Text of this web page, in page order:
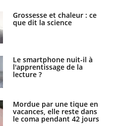
Grossesse et chaleur : ce
que dit la science
Le smartphone nuit-il à
l'apprentissage de la
lecture ?
Mordue par une tique en
vacances, elle reste dans
le coma pendant 42 jours